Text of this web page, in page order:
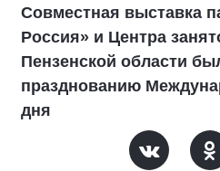
Совместная выставка
Россия» и Центра
Пензенской области
празднованию
дня